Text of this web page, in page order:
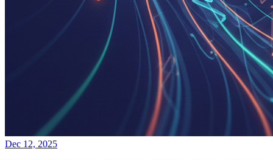
Dec 12, 2025